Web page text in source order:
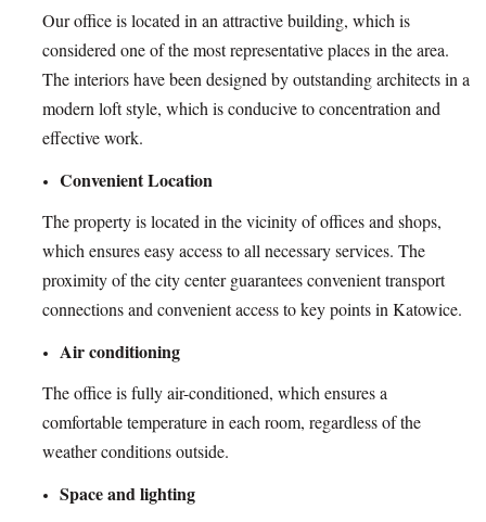
Our office is located in an attractive building, which is
considered one of the most representative places in the area.
The interiors have been designed by outstanding architects in a
modern loft style, which is conducive to concentration and
effective work.
Convenient Location
The property is located in the vicinity of offices and shops,
which ensures easy access to all necessary services. The
proximity of the city center guarantees convenient transport
connections and convenient access to key points in Katowice.
Air conditioning
The office is fully air-conditioned, which ensures a
comfortable temperature in each room, regardless of the
weather conditions outside.
Space and lighting